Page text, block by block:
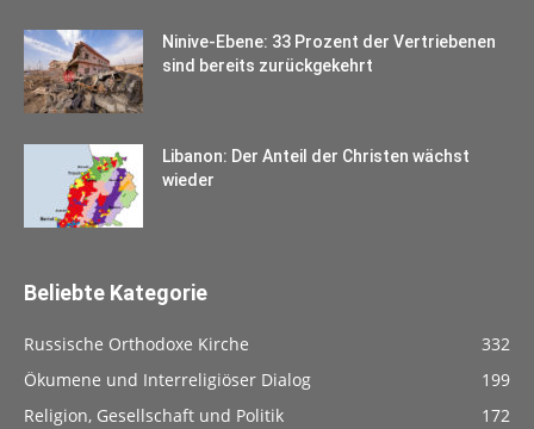
Ninive-Ebene: 33 Prozent der Vertriebenen
sind bereits zurückgekehrt
Libanon: Der Anteil der Christen wächst
wieder
Beliebte Kategorie
Russische Orthodoxe Kirche
332
Ökumene und Interreligiöser Dialog
199
Religion, Gesellschaft und Politik
172